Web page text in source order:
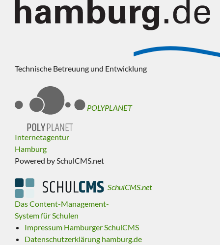
Technische Betreuung und Entwicklung
POLYPLANET
Internetagentur
Hamburg
Powered by SchulCMS.net
SchulCMS.net
Das Content-Management-
System für Schulen
Impressum Hamburger SchulCMS
Datenschutzerklärung hamburg.de